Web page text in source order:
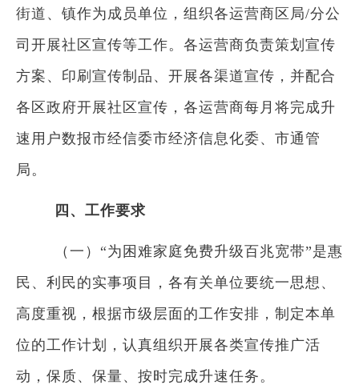
街道、镇作为成员单位，组织各运营商区局/分公
司开展社区宣传等工作。各运营商负责策划宣传
方案、印刷宣传制品、开展各渠道宣传，并配合
各区政府开展社区宣传，各运营商每月将完成升
速用户数报市经信委市经济信息化委、市通管
局。
四、工作要求
（一）“为困难家庭免费升级百兆宽带”是惠
民、利民的实事项目，各有关单位要统一思想、
高度重视，根据市级层面的工作安排，制定本单
位的工作计划，认真组织开展各类宣传推广活
动，保质、保量、按时完成升速任务。